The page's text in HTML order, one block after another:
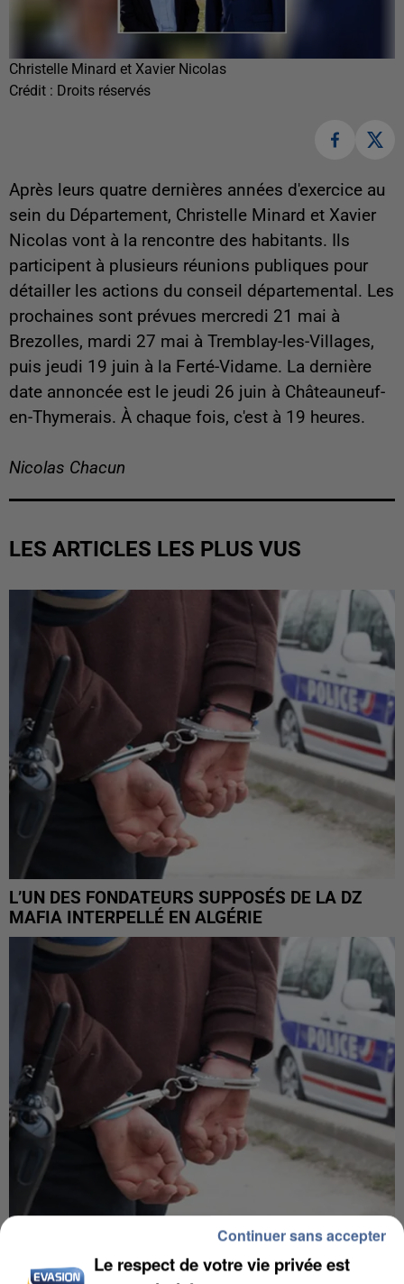
Christelle Minard et Xavier Nicolas
Crédit : Droits réservés
Après leurs quatre dernières années d'exercice au
sein du Département, Christelle Minard et Xavier
Nicolas vont à la rencontre des habitants. Ils
participent à plusieurs réunions publiques pour
détailler les actions du conseil départemental. Les
prochaines sont prévues mercredi 21 mai à
Brezolles, mardi 27 mai à Tremblay-les-Villages,
puis jeudi 19 juin à la Ferté-Vidame. La dernière
date annoncée est le jeudi 26 juin à Châteauneuf-
en-Thymerais. À chaque fois, c'est à 19 heures.
Nicolas Chacun
LES ARTICLES LES PLUS VUS
L’UN DES FONDATEURS SUPPOSÉS DE LA DZ
MAFIA INTERPELLÉ EN ALGÉRIE
UN SECOND CADRE DE LA DZ MAFIA
INTERPELLÉ EN ALGÉRIE
Le respect de votre vie privée est
Continuer sans accepter